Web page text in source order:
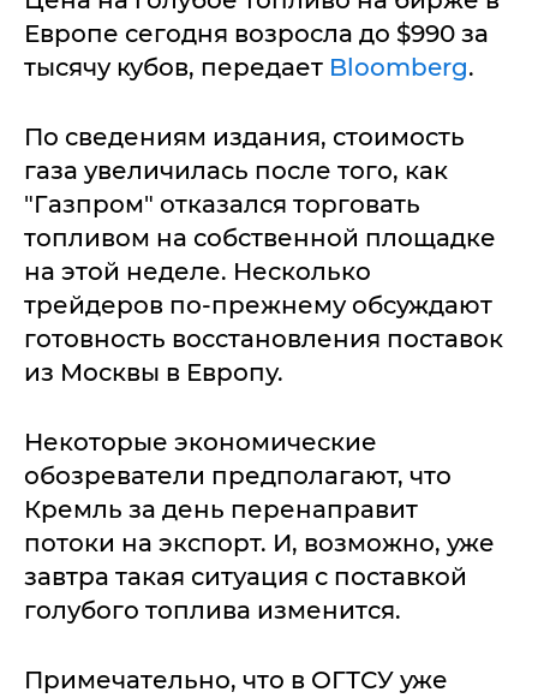
Европе сегодня возросла до $990 за
тысячу кубов, передает Bloomberg.
По сведениям издания, стоимость
газа увеличилась после того, как
"Газпром" отказался торговать
топливом на собственной площадке
на этой неделе. Несколько
трейдеров по-прежнему обсуждают
готовность восстановления поставок
из Москвы в Европу.
Некоторые экономические
обозреватели предполагают, что
Кремль за день перенаправит
потоки на экспорт. И, возможно, уже
завтра такая ситуация с поставкой
голубого топлива изменится.
Примечательно, что в ОГТСУ уже